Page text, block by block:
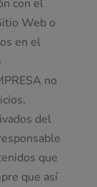
con el
Web o
en el
no
del
que
que así